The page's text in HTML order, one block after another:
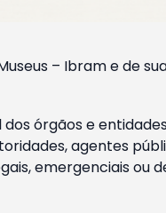
– Ibram e de
órgãos e
agentes
emergenciais ou